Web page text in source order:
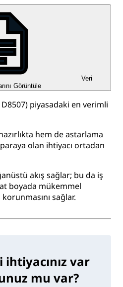
Veri
Görüntüle
piyasadaki en verimli
hem de astarlama
olan ihtiyacı ortadan
akış sağlar; bu da iş
boyada mükemmel
sağlar.
ihtiyacınız var
mu var?